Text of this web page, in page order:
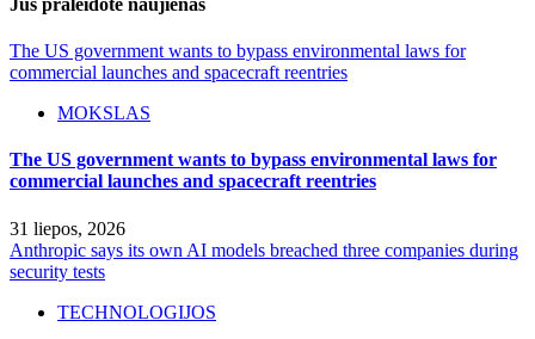
The US government wants to bypass environmental laws for
commercial launches and spacecraft reentries
MOKSLAS
The US government wants to bypass environmental laws for
commercial launches and spacecraft reentries
31 liepos, 2026
Anthropic says its own AI models breached three companies during
security tests
TECHNOLOGIJOS